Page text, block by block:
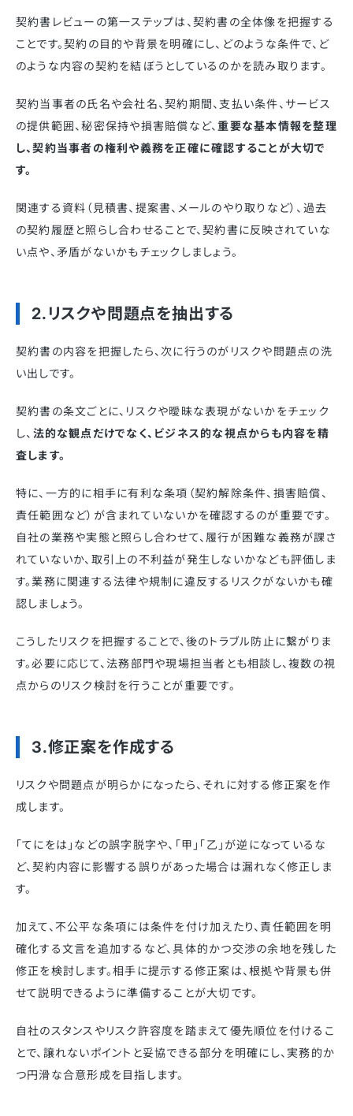
契約書レビューの第一ステップは、契約書の全体像を把握する
ことです。契約の目的や背景を明確にし、どのような条件で、ど
のような内容の契約を結ぼうとしているのかを読み取ります。
契約当事者の氏名や会社名、契約期間、支払い条件、サービス
の提供範囲、秘密保持や損害賠償など、重要な基本情報を整理
し、契約当事者の権利や義務を正確に確認することが大切で
す。
関連する資料（見積書、提案書、メールのやり取りなど）、過去
の契約履歴と照らし合わせることで、契約書に反映されていな
い点や、矛盾がないかもチェックしましょう。
2.リスクや問題点を抽出する
契約書の内容を把握したら、次に行うのがリスクや問題点の洗
い出しです。
契約書の条文ごとに、リスクや曖昧な表現がないかをチェック
し、 法的な観点だけでなく、ビジネス的な視点からも内容を精
査します。
特に、一方的に相手に有利な条項（契約解除条件、損害賠償、
責任範囲など）が含まれていないかを確認するのが重要です。
自社の業務や実態と照らし合わせて、履行が困難な義務が課さ
れていないか、取引上の不利益が発生しないかなども評価しま
す。業務に関連する法律や規制に違反するリスクがないかも確
認しましょう。
こうしたリスクを把握することで、後のトラブル防止に繋がりま
す。必要に応じて、法務部門や現場担当者とも相談し、複数の視
点からのリスク検討を行うことが重要です。
3.修正案を作成する
リスクや問題点が明らかになったら、それに対する修正案を作
成します。
「てにをは」などの誤字脱字や、「甲」「乙」が逆になっているな
ど、契約内容に影響する誤りがあった場合は漏れなく修正しま
す。
加えて、不公平な条項には条件を付け加えたり、責任範囲を明
確化する文言を追加するなど、具体的かつ交渉の余地を残した
修正を検討します。相手に提示する修正案は、根拠や背景も併
せて説明できるように準備することが大切です。
自社のスタンスやリスク許容度を踏まえて優先順位を付けるこ
とで、譲れないポイントと妥協できる部分を明確にし、実務的か
つ円滑な合意形成を目指します。